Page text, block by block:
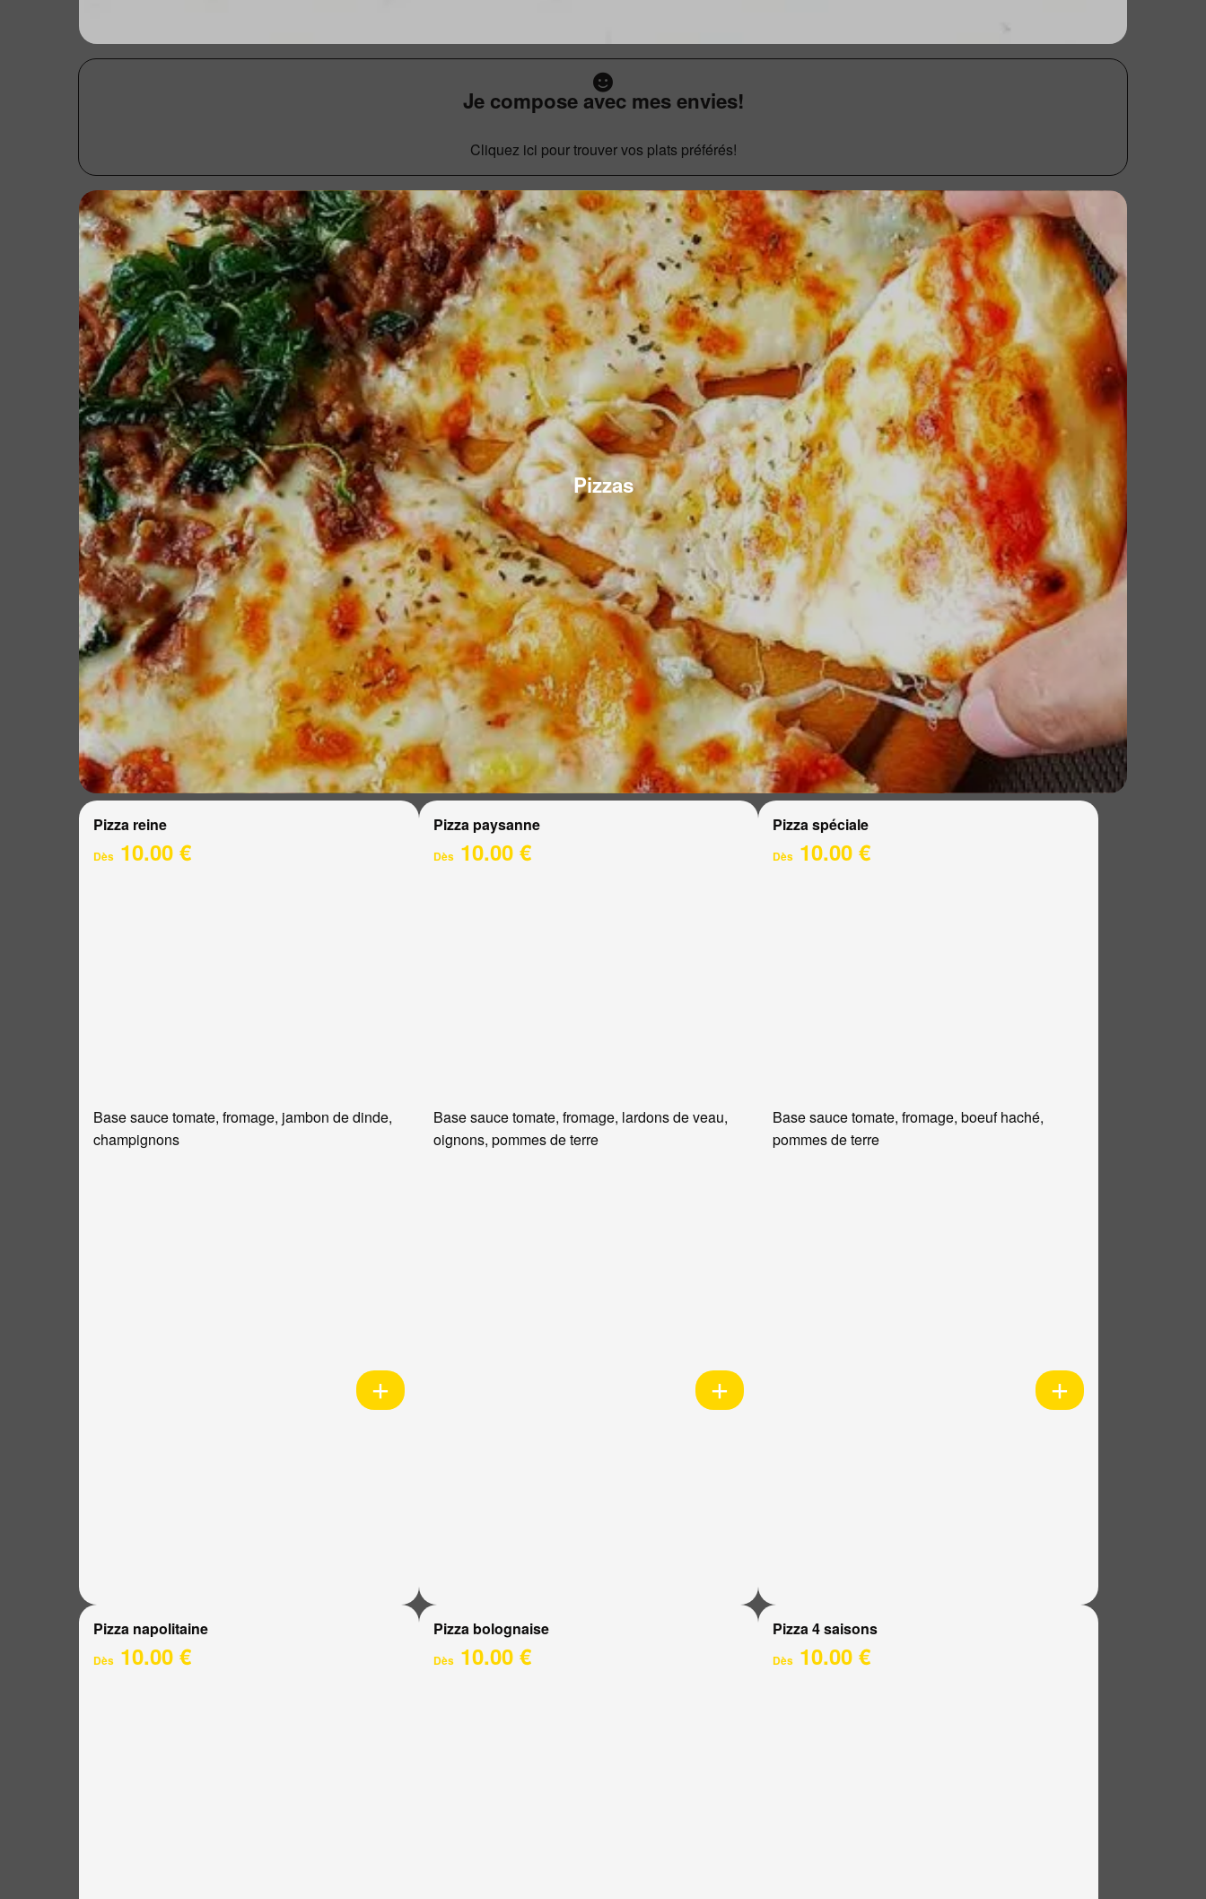
Je compose avec mes envies!
Cliquez ici pour trouver vos plats préférés!
Pizzas
Pizza reine
Dès 10.00 €
Base sauce tomate, fromage, jambon de dinde,
champignons
Pizza paysanne
Dès10.00 €
Base sauce tomate, fromage, lardons de veau,
oignons, pommes de terre
Pizza spéciale
Dès 10.00 €
Base sauce tomate, fromage, boeuf haché,
pommes de terre
Pizza napolitaine
Dès 10.00 €
Pizza bolognaise
Dès10.00 €
Pizza 4 saisons
Dès 10.00 €